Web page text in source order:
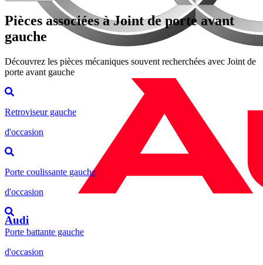
Audi
Pièces associées à Joint de porte avant
gauche
Découvrez les pièces mécaniques souvent recherchées avec Joint de
porte avant gauche
Retroviseur gauche
d'occasion
Porte coulissante gauche
d'occasion
Porte battante gauche
d'occasion